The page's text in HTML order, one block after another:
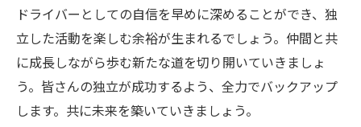
ドライバーとしての自信を早めに深めることができ、独
立した活動を楽しむ余裕が生まれるでしょう。仲間と共
に成長しながら歩む新たな道を切り開いていきましょ
う。皆さんの独立が成功するよう、全力でバックアップ
します。共に未来を築いていきましょう。